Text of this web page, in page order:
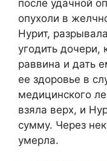
после удачной
опухоли в
Нурит,
угодить дочери,
раввина и дать
ее здоровье в
медицинского
взяла верх, и
сумму. Через
умерла.